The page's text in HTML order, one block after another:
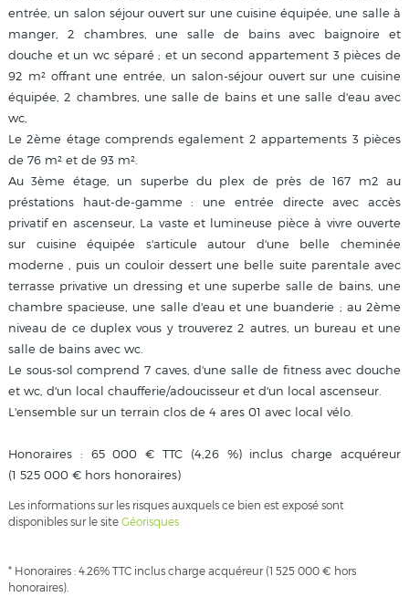
entrée, un salon séjour ouvert sur une cuisine équipée, une salle à
manger, 2 chambres, une salle de bains avec baignoire et
douche et un wc séparé ; et un second appartement 3 pièces de
92 m² offrant une entrée, un salon-séjour ouvert sur une cuisine
équipée, 2 chambres, une salle de bains et une salle d'eau avec
wc,
Le 2ème étage comprends egalement 2 appartements 3 pièces
de 76 m² et de 93 m².
Au 3ème étage, un superbe du plex de près de 167 m2 au
préstations haut-de-gamme : une entrée directe avec accès
privatif en ascenseur, La vaste et lumineuse pièce à vivre ouverte
sur cuisine équipée s'articule autour d'une belle cheminée
moderne , puis un couloir dessert une belle suite parentale avec
terrasse privative un dressing et une superbe salle de bains, une
chambre spacieuse, une salle d'eau et une buanderie ; au 2ème
niveau de ce duplex vous y trouverez 2 autres, un bureau et une
salle de bains avec wc.
Le sous-sol comprend 7 caves, d'une salle de fitness avec douche
et wc, d'un local chaufferie/adoucisseur et d'un local ascenseur.
L'ensemble sur un terrain clos de 4 ares 01 avec local vélo.
Honoraires : 65 000 € TTC (4,26 %) inclus charge acquéreur
(1 525 000 € hors honoraires)
Les informations sur les risques auxquels ce bien est exposé sont
disponibles sur le site Géorisques
* Honoraires : 4.26% TTC inclus charge acquéreur (1 525 000 € hors
honoraires).